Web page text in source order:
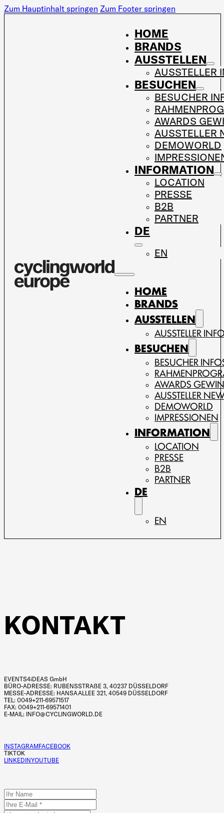
Zum Hauptinhalt springen Zum Footer springen
HOME
BRANDS
AUSSTELLEN
AUSSTELLER
BESUCHEN
BESUCHER
AWARDS
AUSSTELLER
DEMOWORLD
INFORMATION
LOCATION
PRESSE
B2B
PARTNER
DE
EN
HOME
BRANDS
AUSSTELLEN
AUSSTELLER
BESUCHEN
BESUCHER
AWARDS
AUSSTELLER
DEMOWORLD
IMPRESSIONEN
INFORMATION
LOCATION
PRESSE
B2B
PARTNER
DE
EN
KONTAKT
EVENTS4iDEAS GmbH
BÜRO-ADRESSE: RUBENSSTRAßE 3, 40237 DÜSSELDORF
MESSE-ADRESSE: HANSAALLEE 321, 40549 DÜSSELDORF
TEL: 0049+211-69571517
FAX: 0049+211-69571401
E-MAIL: INFO@CYCLINGWORLD.DE
INSTAGRAMFACEBOOK
TIKTOK
LINKEDINYOUTUBE